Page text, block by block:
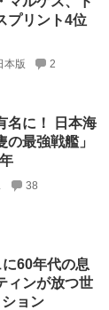
プリント4位
本版 2
名に！ 日本海
最強戦艦」
38
60年代の息
ィンが放つ世
ョン